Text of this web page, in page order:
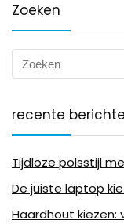
Zoeken
recente
Tijdloze polsstijl
De juiste laptop
Haardhout kiezen: